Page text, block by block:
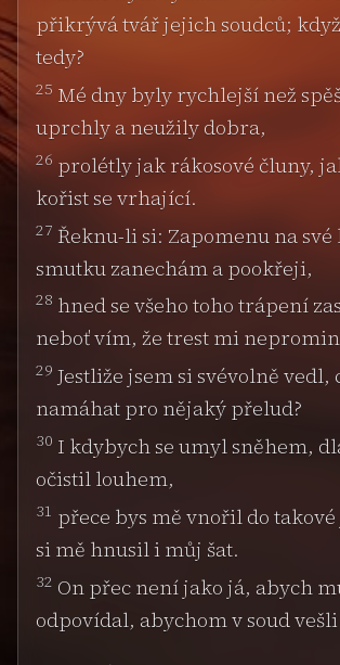
přikrývá tvář jejich soudců; když
tedy?
25 Mé dny byly rychlejší než
uprchly a neužily dobra,
26 prolétly jak rákosové čluny,
kořist se vrhající.
27 Řeknu-li si: Zapomenu na
smutku zanechám a pookřeji,
28 hned se všeho toho trápení
neboť vím, že trest mi
29 Jestliže jsem si svévolně vedl,
namáhat pro nějaký přelud?
30 I kdybych se umyl sněhem,
očistil louhem,
31 přece bys mě vnořil do takové
si mě hnusil i můj šat.
32 On přec není jako já, abych
odpovídal, abychom v soud